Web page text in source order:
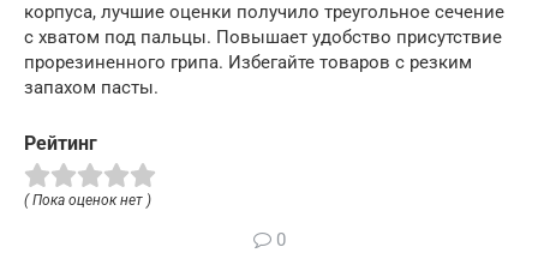
корпуса, лучшие оценки получило треугольное сечение
с хватом под пальцы. Повышает удобство присутствие
прорезиненного грипа. Избегайте товаров с резким
запахом пасты.
Рейтинг
( Пока оценок нет )
0